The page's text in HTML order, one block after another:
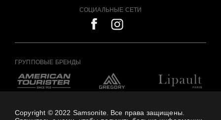
СОЦИАЛЬНЫЕ СЕТИ
ГРУППОВЫЕ БРЕНДЫ
Copyright © 2022 Samsonite. Все права защищены.